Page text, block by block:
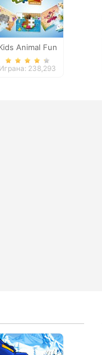
Animal Fun
Играна: 238,293